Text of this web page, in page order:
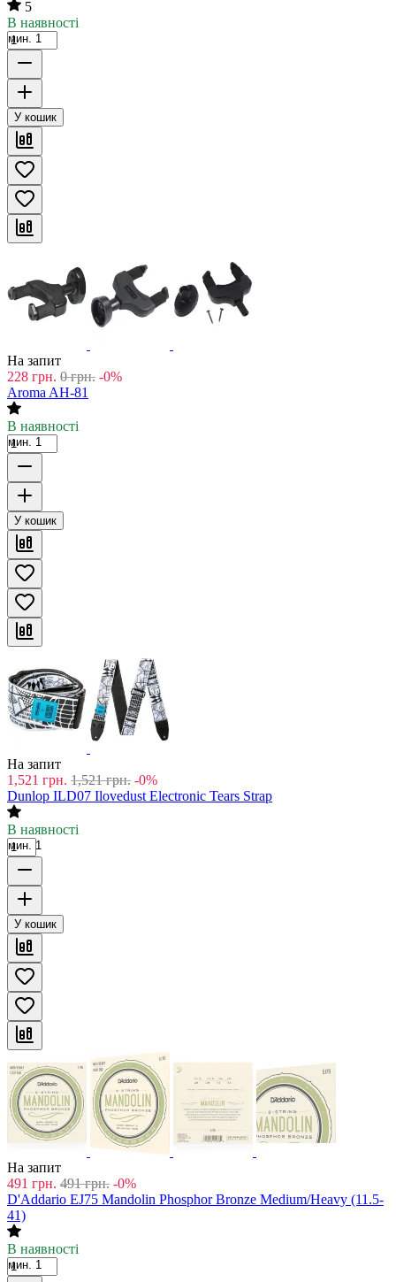
5
В наявності
мин. 1
У кошик
На запит
228 грн. 0 грн. -0%
Aroma AH-81
В наявності
мин. 1
У кошик
На запит
1,521 грн. 1,521 грн. -0%
Dunlop ILD07 Ilovedust Electronic Tears Strap
В наявності
мин. 1
У кошик
На запит
491 грн. 491 грн. -0%
D'Addario EJ75 Mandolin Phosphor Bronze Medium/Heavy (11.5-
41)
В наявності
мин. 1